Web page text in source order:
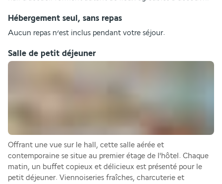
Hébergement seul, sans repas
Aucun repas n’est inclus pendant votre séjour.
Salle de petit déjeuner
Offrant une vue sur le hall, cette salle aérée et
contemporaine se situe au premier étage de l'hôtel. Chaque
matin, un buffet copieux et délicieux est présenté pour le
petit déjeuner. Viennoiseries fraîches, charcuterie et